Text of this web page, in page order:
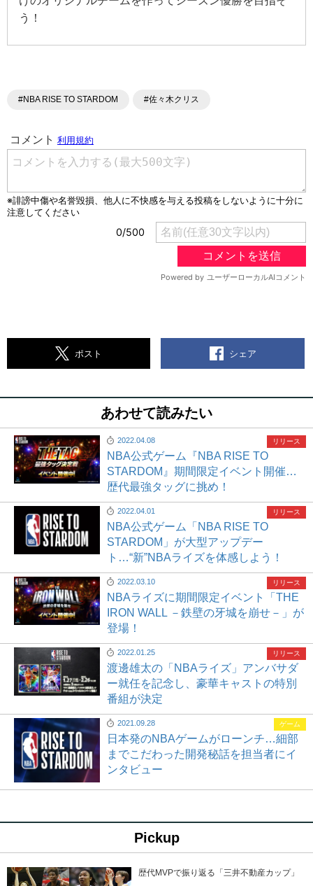
う！
#NBA RISE TO STARDOM #佐々木クリス
ポスト シェア
あわせて読みたい
2022.04.08
NBA公式ゲーム『NBA RISE TO
STARDOM』期間限定イベント開催…
歴代最強タッグに挑め！
リリース
2022.04.01
NBA公式ゲーム「NBA RISE TO
STARDOM」が大型アップデー
ト…“新”NBAライズを体感しよう！
リリース
2022.03.10
NBAライズに期間限定イベント「THE
IRON WALL －鉄壁の牙城を崩せ－」が
登場！
リリース
2022.01.25
渡邊雄太の「NBAライズ」アンバサダ
ー就任を記念し、豪華キャストの特別
番組が決定
リリース
2021.09.28
日本発のNBAゲームがローンチ…細部
までこだわった開発秘話を担当者にイ
ンタビュー
ゲーム
Pickup
歴代MVPで振り返る「三井不動産カップ」